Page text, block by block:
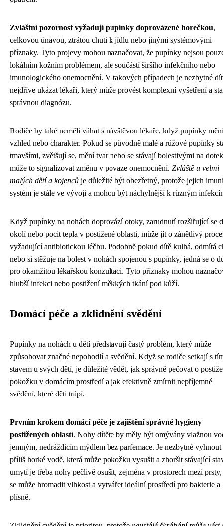
Zvláštní pozornost vyžadují pupínky doprovázené horečkou,
celkovou únavou, ztrátou chuti k jídlu nebo jinými systémovými
příznaky. Tyto projevy mohou naznačovat, že pupínky nejsou
lokálním kožním problémem, ale součástí širšího infekčního nebo
imunologického onemocnění. V takových případech je nezbytné
nejdříve ukázat lékaři, který může provést komplexní vyšetření a
správnou diagnózu.
Rodiče by také neměli váhat s návštěvou lékaře, když pupínky
vzhled nebo charakter. Pokud se původně malé a růžové pupínky
tmavšími, zvětšují se, mění tvar nebo se stávají bolestivými na
může to signalizovat změnu v povaze onemocnění. Zvláště u velmi
malých dětí a kojenců je důležité být obezřetný, protože jejich
systém je stále ve vývoji a mohou být náchylnější k různým
Když pupínky na nohách doprovází otoky, zarudnutí rozšiřující se
okolí nebo pocit tepla v postižené oblasti, může jít o zánětlivý
vyžadující antibiotickou léčbu. Podobně pokud dítě kulhá, odmítá
nebo si stěžuje na bolest v nohách spojenou s pupínky, jedná se o
pro okamžitou lékařskou konzultaci. Tyto příznaky mohou
hlubší infekci nebo postižení měkkých tkání pod kůží.
Domácí péče a zklidnění svědění
Pupínky na nohách u dětí představují častý problém, který může
způsobovat značné nepohodlí a svědění. Když se rodiče setkají s
stavem u svých dětí, je důležité vědět, jak správně pečovat o
pokožku v domácím prostředí a jak efektivně zmírnit nepříjemné
svědění, které děti trápí.
Prvním krokem domácí péče je zajištění správné hygieny
postižených oblastí. Nohy dítěte by měly být omývány vlažnou
jemným, nedráždicím mýdlem bez parfemace. Je nezbytné vyhnout
příliš horké vodě, která může pokožku vysušit a zhoršit stávající
umytí je třeba nohy pečlivě osušit, zejména v prostorech mezi
se může hromadit vlhkost a vytvářet ideální prostředí pro bakterie a
plísně.